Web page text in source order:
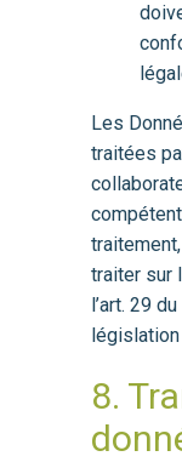
Les
traitées
traiter sur
l’art. 29
8.